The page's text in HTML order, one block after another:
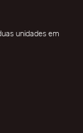
unidades em